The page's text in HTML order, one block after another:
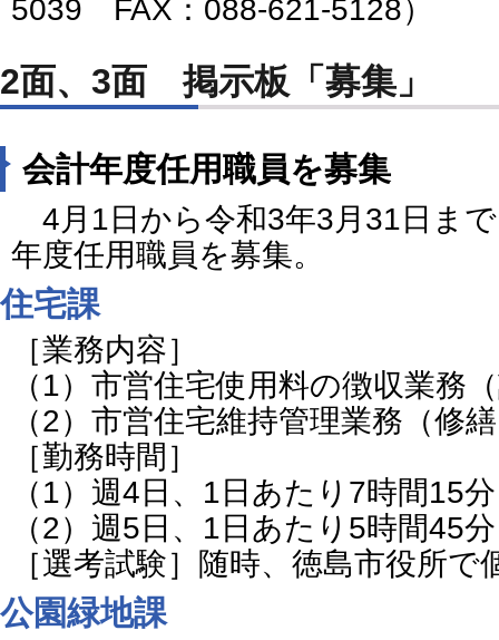
5039 FAX：088-621-5128）
2面、3面 掲示板「募集」
会計年度任用職員を募集
4月1日から令和3年3月31日ま
年度任用職員を募集。
住宅課
［業務内容］
（1）市営住宅使用料の徴収業務
（2）市営住宅維持管理業務（修
［勤務時間］
（1）週4日、1日あたり7時間15分
（2）週5日、1日あたり5時間45分
［選考試験］随時、徳島市役所で
公園緑地課